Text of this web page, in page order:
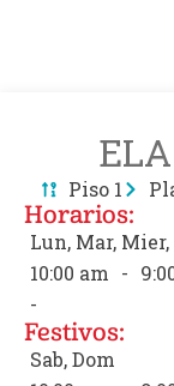
Piso 1
Horarios:
Lun, Mar,
10:00 am -
-
Festivos:
Sab, Dom